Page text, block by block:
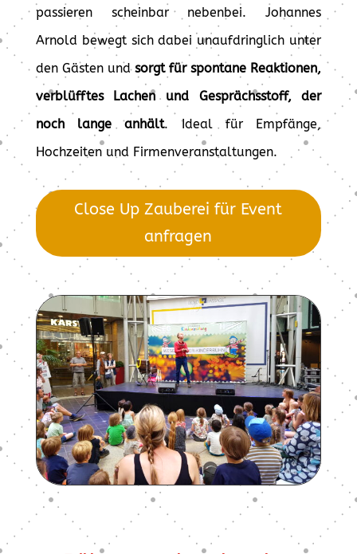
passieren scheinbar nebenbei. Johannes
Arnold bewegt sich dabei unaufdringlich unter
den Gästen undsorgt für spontane Reaktionen,
verblüfftes Lachen und Gesprächsstoff, der
noch lange anhält. Ideal für Empfänge,
Hochzeiten und Firmenveranstaltungen.
Close Up Zauberei für Event
anfragen